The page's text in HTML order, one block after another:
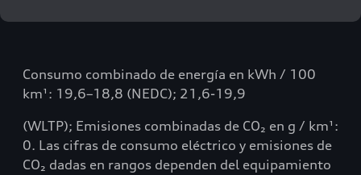
Consumo combinado de energía en kWh / 100
km¹: 19,6–18,8 (NEDC); 21,6-19,9
(WLTP); Emisiones combinadas de CO₂ en g / km¹:
0. Las cifras de consumo eléctrico y emisiones de
CO₂ dadas en rangos dependen del equipamiento